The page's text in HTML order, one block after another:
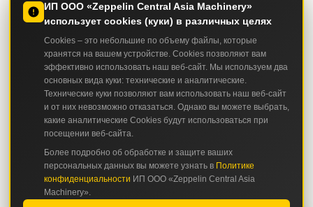
ИП ООО «Zeppelin Central Asia Machinery»
использует cookies (куки) в различных целях
Cookies – это небольшие по объему файлы, которые
хранятся на вашем устройстве. Cookies позволяют вам
эффективно использовать наш веб-сайт. Мы используем два
основных вида куки: технические и аналитические.
Технические куки позволяют вам использовать наш веб-сайт
и от них невозможно отказаться. Однако вы можете выбрать,
какие аналитические Cookies будут использоваться при
посещении веб-сайта.
Более подробно об обработке и защите ваших
персональных данных вы можете узнать в Политике
конфиденциальности ИП ООО «Zeppelin Central Asia
Machinery».